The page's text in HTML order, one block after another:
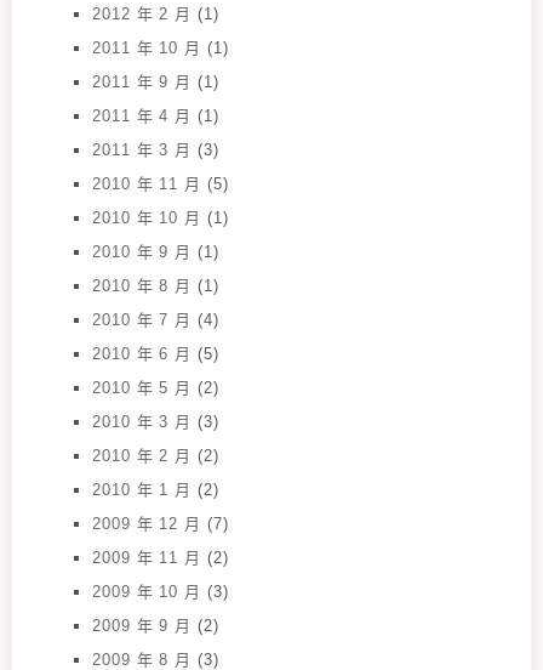
2012 年 2 月 (1)
2011 年 10 月 (1)
2011 年 9 月 (1)
2011 年 4 月 (1)
2011 年 3 月 (3)
2010 年 11 月 (5)
2010 年 10 月 (1)
2010 年 9 月 (1)
2010 年 8 月 (1)
2010 年 7 月 (4)
2010 年 6 月 (5)
2010 年 5 月 (2)
2010 年 3 月 (3)
2010 年 2 月 (2)
2010 年 1 月 (2)
2009 年 12 月 (7)
2009 年 11 月 (2)
2009 年 10 月 (3)
2009 年 9 月 (2)
2009 年 8 月 (3)